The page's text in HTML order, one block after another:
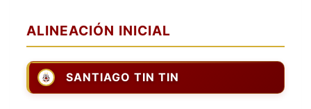
ALINEACIÓN INICIAL
SANTIAGO TIN TIN